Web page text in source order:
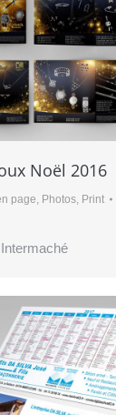
Noël 2016
page, Photos, Print